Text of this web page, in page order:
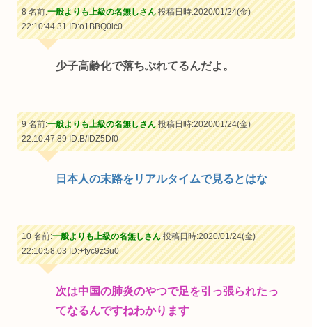
8 名前:一般よりも上級の名無しさん投稿日時:2020/01/24(金)
22:10:44.31ID:o1BBQ0lc0
少子高齢化で落ちぶれてるんだよ。
9 名前:一般よりも上級の名無しさん投稿日時:2020/01/24(金)
22:10:47.89ID:B/IDZ5Df0
日本人の末路をリアルタイムで見るとはな
10 名前:一般よりも上級の名無しさん投稿日時:2020/01/24(金)
22:10:58.03ID:+fyc9zSu0
次は中国の肺炎のやつで足を引っ張られたっ
てなるんですねわかります